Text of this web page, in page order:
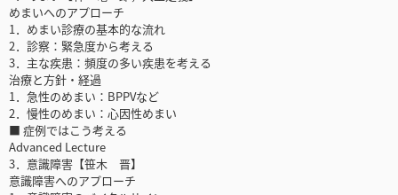
めまいへのアプローチ
1．めまい診療の基本的な流れ
2．診察：緊急度から考える
3．主な疾患：頻度の多い疾患を考える
治療と方針・経過
1．急性のめまい：BPPVなど
2．慢性のめまい：心因性めまい
■ 症例ではこう考える
Advanced Lecture
3．意識障害【笹木 晋】
意識障害へのアプローチ